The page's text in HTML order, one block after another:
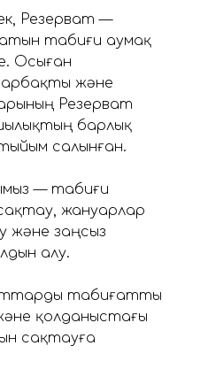
Резерват —
табиғи аумақ
Осыған
және
Резерват
барлық
салынған.
— табиғи
жануарлар
және заңсыз
алу.
табиғатты
қолданыстағы
сақтауға